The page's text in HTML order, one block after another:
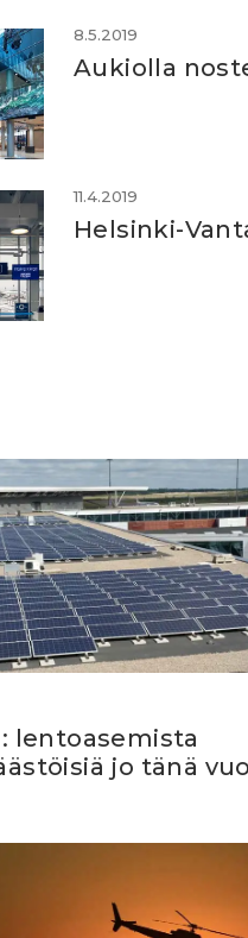
8.5.2019
Aukiolla
11.4.2019
Helsinki-
lentoasemista
jo tänä